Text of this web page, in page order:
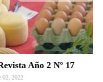
Año 2 Nº 17
02, 2022